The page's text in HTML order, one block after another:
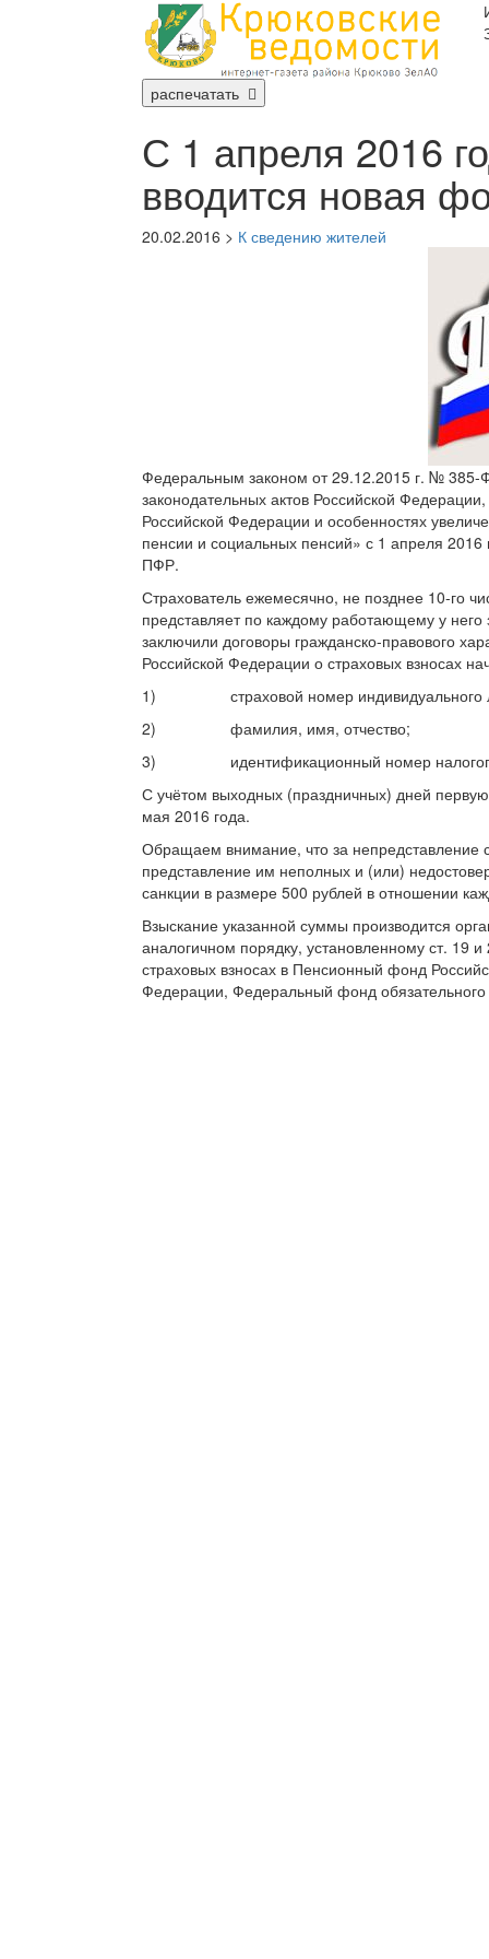
распечатать
С 1 апреля 2016
вводится новая
20.02.2016 > К сведению жителей
Федеральным законом от 29.12.2015 г. № 385-
законодательных актов Российской
Российской Федерации и особенностях
пенсии и социальных пенсий» с 1 апреля 2016
ПФР.
Страхователь ежемесячно, не позднее 10-го
представляет по каждому работающему у
заключили договоры гражданско-правового
Российской Федерации о страховых взносах
1) страховой номер индивидуального
2) фамилия, имя, отчество;
3) идентификационный номер
С учётом выходных (праздничных) дней
мая 2016 года.
Обращаем внимание, что за непредставление
представление им неполных и (или)
санкции в размере 500 рублей в отношении
Взыскание указанной суммы производится
аналогичном порядку, установленному ст.
страховых взносах в Пенсионный фонд
Федерации, Федеральный фонд обязательного